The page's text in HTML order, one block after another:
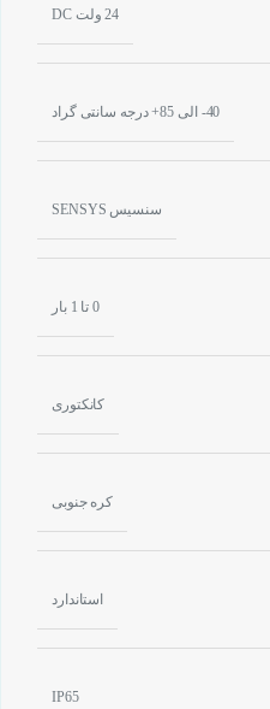
24 ولت DC
40- الی 85+ درجه سانتی گراد
سنسیس SENSYS
0 تا 1 بار
کانکتوری
کره جنوبی
استاندارد
IP65